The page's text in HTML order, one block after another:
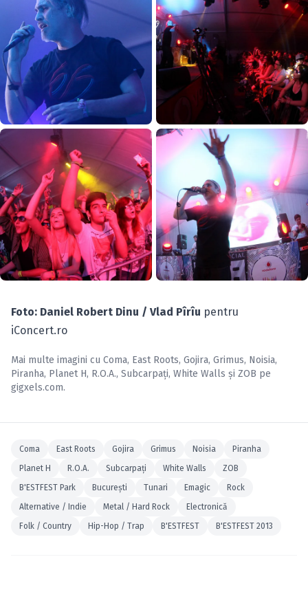
Foto: Daniel Robert Dinu / Vlad Pîrîu pentru
iConcert.ro
Mai multe imagini cu Coma, East Roots, Gojira, Grimus, Noisia,
Piranha, Planet H, R.O.A., Subcarpaţi, White Walls și ZOB pe
gigxels.com.
Coma East Roots Gojira Grimus Noisia
Piranha
Planet H
R.O.A. Subcarpaţi White Walls
ZOB
B'ESTFEST Park
Bucureşti Tunari Emagic
Rock
Alternative / Indie
Metal / Hard Rock
Electronică
Folk / Country
Hip-Hop / Trap B'ESTFEST B'ESTFEST 2013